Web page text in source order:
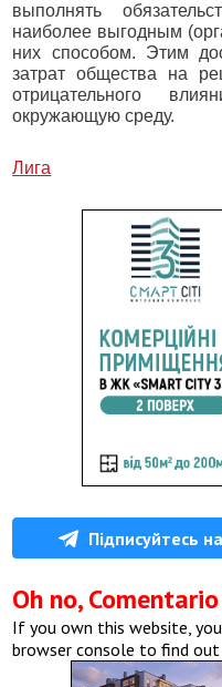
выполнять
наиболее выгодным
них способом. Этим
затрат общества на
отрицательного
окружающую среду.
Лига
Підписуйтесь
Oh no,
If you own this website,
browser console to find out